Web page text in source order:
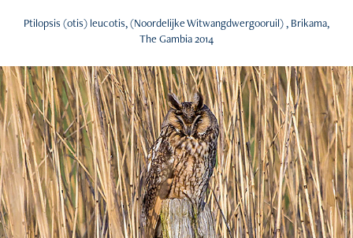
Ptilopsis (otis) leucotis, (Noordelijke Witwangdwergooruil) , Brikama,
The Gambia 2014